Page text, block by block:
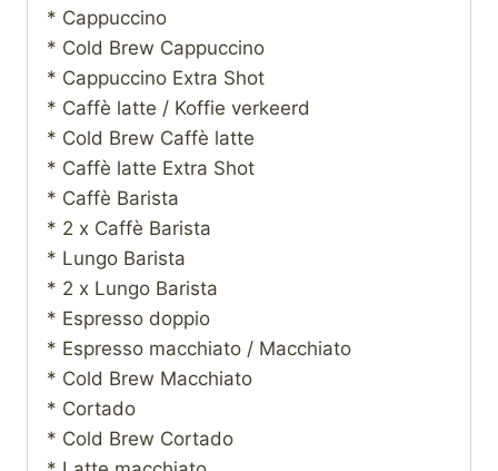
* Cappuccino
* Cold Brew Cappuccino
* Cappuccino Extra Shot
* Caffè latte / Koffie verkeerd
* Cold Brew Caffè latte
* Caffè latte Extra Shot
* Caffè Barista
* 2 x Caffè Barista
* Lungo Barista
* 2 x Lungo Barista
* Espresso doppio
* Espresso macchiato / Macchiato
* Cold Brew Macchiato
* Cortado
* Cold Brew Cortado